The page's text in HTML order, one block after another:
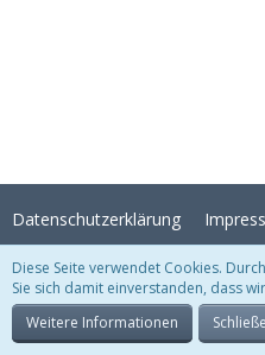
Datenschutzerklärung
Stil:Crystal Temptation
Community-
Diese Seite verwendet Cookies.
Sie sich damit einverstanden, dass
Weitere Informationen